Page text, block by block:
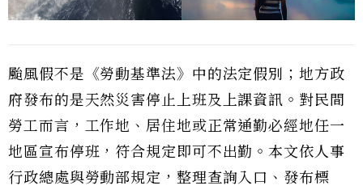
颱風假不是《勞動基準法》中的法定假別；地方政
府發布的是天然災害停止上班及上課資訊。對民間
勞工而言，工作地、居住地或正常通勤必經地任一
地區宣布停班，符合規定即可不出勤。本文依人事
行政總處與勞動部規定，整理查詢入口、發布標